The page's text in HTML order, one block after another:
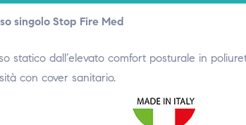
singolo Stop Fire Med
statico dall’elevato comfort posturale in
con cover sanitario.